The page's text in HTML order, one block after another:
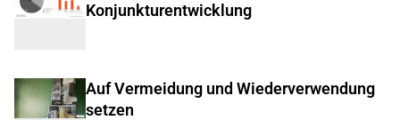
Konjunkturentwicklung
Auf Vermeidung und Wiederverwendung
setzen